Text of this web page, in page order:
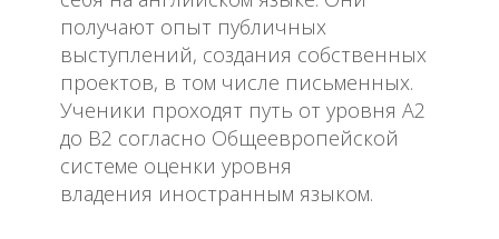
получают опыт публичных
выступлений, создания собственных
проектов, в том числе письменных.
Ученики проходят путь от уровня А2
до B2 согласно Общеевропейской
системе оценки уровня
владения иностранным языком.